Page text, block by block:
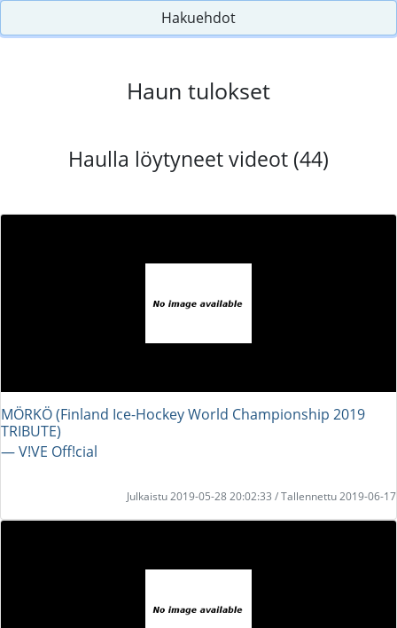
Hakuehdot
Haun tulokset
Haulla löytyneet videot (44)
MÖRKÖ (Finland Ice-Hockey World Championship 2019
TRIBUTE)
― V!VE Off!cial
Julkaistu 2019-05-28 20:02:33 / Tallennettu 2019-06-17